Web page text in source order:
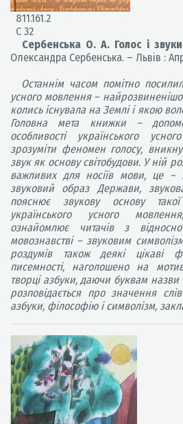
811.161.2
С 32
Сербенська О. А. Голос і
Олександра Сербенська. – Львів :
Останнім часом помітно
усного мовлення –
колись існувала на Землі і якою
Головна мета книжки –
особливості українського
зрозуміти феномен голосу,
звук як основу світобудови. У ній
важливих для носіїв мови, це –
звуковий образ Держави,
пояснює звукову основу
українського усного
ознайомлює читачів з
мовознавстві – звуковим
роздумів також деякі цікаві
писемності, наголошено на
творці азбуки, даючи буквам
розповідається про значення
азбуки, філософію і символізм,